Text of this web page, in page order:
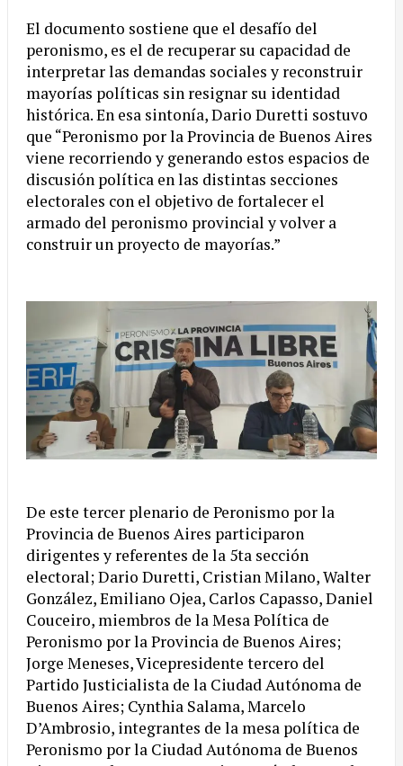
El documento sostiene que el desafío del
peronismo, es el de recuperar su capacidad de
interpretar las demandas sociales y reconstruir
mayorías políticas sin resignar su identidad
histórica. En esa sintonía, Dario Duretti sostuvo
que “Peronismo por la Provincia de Buenos Aires
viene recorriendo y generando estos espacios de
discusión política en las distintas secciones
electorales con el objetivo de fortalecer el
armado del peronismo provincial y volver a
construir un proyecto de mayorías.”
De este tercer plenario de Peronismo por la
Provincia de Buenos Aires participaron
dirigentes y referentes de la 5ta sección
electoral; Dario Duretti, Cristian Milano, Walter
González, Emiliano Ojea, Carlos Capasso, Daniel
Couceiro, miembros de la Mesa Política de
Peronismo por la Provincia de Buenos Aires;
Jorge Meneses, Vicepresidente tercero del
Partido Justicialista de la Ciudad Autónoma de
Buenos Aires; Cynthia Salama, Marcelo
D’Ambrosio, integrantes de la mesa política de
Peronismo por la Ciudad Autónoma de Buenos